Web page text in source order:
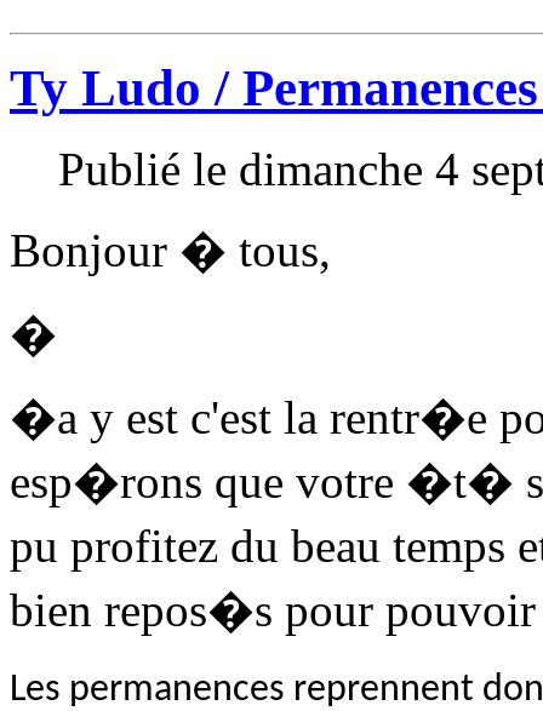
Ty Ludo /
Publié le dimanche 4
Bonjour � tous,
�
�a y est c'est la rentr�e
esp�rons que votre �t�
pu profitez du beau temps
bien repos�s pour pouvoir
Les permanences reprennent